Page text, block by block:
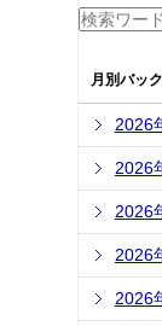
月別バッ
2026
2026
2026
2026
2026